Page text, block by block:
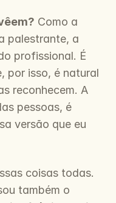
Como a
palestrante, a
profissional. É
por isso, é natural
reconhecem. A
pessoas, é
versão que eu
coisas todas.
também o